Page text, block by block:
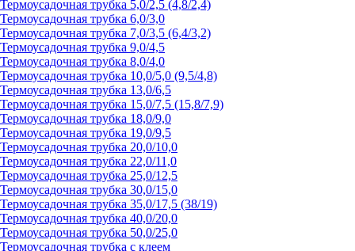
Термоусадочная трубка 5,0/2,5 (4,8/2,4)
Термоусадочная трубка 6,0/3,0
Термоусадочная трубка 7,0/3,5 (6,4/3,2)
Термоусадочная трубка 9,0/4,5
Термоусадочная трубка 8,0/4,0
Термоусадочная трубка 10,0/5,0 (9,5/4,8)
Термоусадочная трубка 13,0/6,5
Термоусадочная трубка 15,0/7,5 (15,8/7,9)
Термоусадочная трубка 18,0/9,0
Термоусадочная трубка 19,0/9,5
Термоусадочная трубка 20,0/10,0
Термоусадочная трубка 22,0/11,0
Термоусадочная трубка 25,0/12,5
Термоусадочная трубка 30,0/15,0
Термоусадочная трубка 35,0/17,5 (38/19)
Термоусадочная трубка 40,0/20,0
Термоусадочная трубка 50,0/25,0
Термоусадочная трубка с клеем